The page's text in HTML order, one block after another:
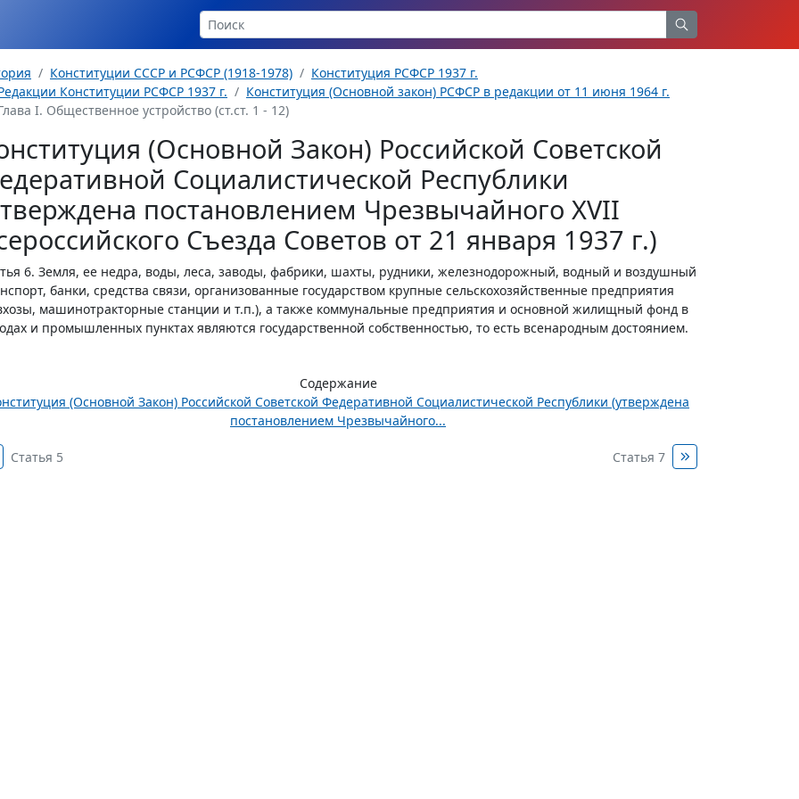
Конституции СССР и РСФСР (1918-1978)
Конституция РСФСР 1937 г.
Конституции РСФСР 1937 г.
Конституция (Основной закон) РСФСР в редакции от 11 июня 1964 г.
I. Общественное устройство (ст.ст. 1 - 12)
(Основной Закон) Российской Советской
Социалистической Республики
постановлением Чрезвычайного XVII
Съезда Советов от 21 января 1937 г.)
6. Земля, ее недра, воды, леса, заводы, фабрики, шахты, рудники, железнодорожный, водный и воздушный
банки, средства связи, организованные государством крупные сельскохозяйственные предприятия
машинотракторные станции и т.п.), а также коммунальные предприятия и основной жилищный фонд в
и промышленных пунктах являются государственной собственностью, то есть всенародным достоянием.
Содержание
(Основной Закон) Российской Советской Федеративной Социалистической Республики (утверждена
постановлением Чрезвычайного...
Статья 5 Статья 7